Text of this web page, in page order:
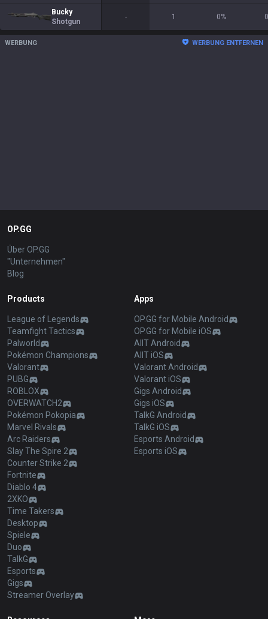
Bucky
Shotgun
- 1 0% 0
WERBUNG WERBUNG ENTFERNEN
OP.GG
Über OP.GG
"Unternehmen"
Blog
Products
League of Legends
Teamfight Tactics
Palworld
Pokémon Champions
Valorant
PUBG
ROBLOX
OVERWATCH2
Pokémon Pokopia
Marvel Rivals
Arc Raiders
Slay The Spire 2
Counter Strike 2
Fortnite
Diablo 4
2XKO
Time Takers
Desktop
Spiele
Duo
TalkG
Esports
Gigs
Streamer Overlay
Apps
OP.GG for Mobile Android
OP.GG for Mobile iOS
AllT Android
AllT iOS
Valorant Android
Valorant iOS
Gigs Android
Gigs iOS
TalkG Android
TalkG iOS
Esports Android
Esports iOS